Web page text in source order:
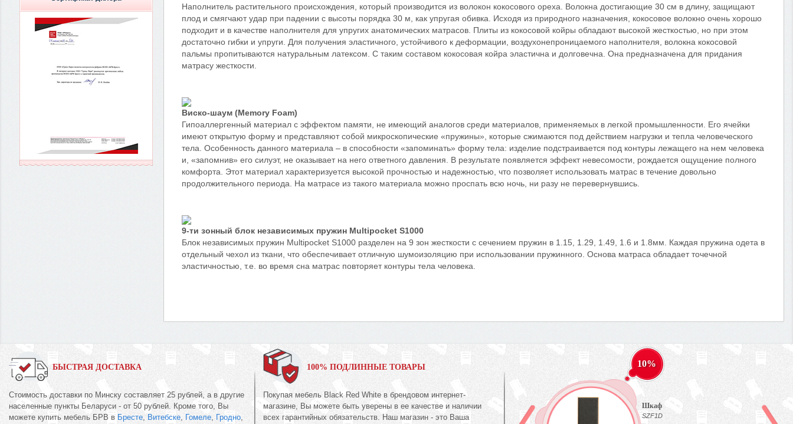
Наполнитель растительного происхождения, который производится из волокон кокосового ореха. Волокна достигающие 30 см в длину, защищают
плод и смягчают удар при падении с высоты порядка 30 м, как упругая обивка. Исходя из природного назначения, кокосовое волокно очень хорошо
подходит и в качестве наполнителя для упругих анатомических матрасов. Плиты из кокосовой койры обладают высокой жесткостью, но при этом
достаточно гибки и упруги. Для получения эластичного, устойчивого к деформации, воздухонепроницаемого наполнителя, волокна кокосовой
пальмы пропитываются натуральным латексом. С таким составом кокосовая койра эластична и долговечна. Она предназначена для придания
матрасу жесткости.
Виско-шаум (Memory Foam)
Гипоаллергенный материал с эффектом памяти, не имеющий аналогов среди материалов, применяемых в легкой промышленности. Его ячейки
имеют открытую форму и представляют собой микроскопические «пружины», которые сжимаются под действием нагрузки и тепла человеческого
тела. Особенность данного материала – в способности «запоминать» форму тела: изделие подстраивается под контуры лежащего на нем человека
и, «запомнив» его силуэт, не оказывает на него ответного давления. В результате появляется эффект невесомости, рождается ощущение полного
комфорта. Этот материал характеризуется высокой прочностью и надежностью, что позволяет использовать матрас в течение довольно
продолжительного периода. На матрасе из такого материала можно проспать всю ночь, ни разу не перевернувшись.
9-ти зонный блок независимых пружин Multipocket S1000
Блок независимых пружин Multipocket S1000 разделен на 9 зон жесткости с сечением пружин в 1.15, 1.29, 1.49, 1.6 и 1.8мм. Каждая пружина одета в
отдельный чехол из ткани, что обеспечивает отличную шумоизоляцию при использовании пружинного. Основа матраса обладает точечной
эластичностью, т.е. во время сна матрас повторяет контуры тела человека.
БЫСТРАЯ ДОСТАВКА
Стоимость доставки по Минску составляет 25 рублей, а в другие
населенные пункты Беларуси - от 50 рублей. Кроме того, Вы
можете купить мебель БРВ в Бресте, Витебске, Гомеле, Гродно,
100% ПОДЛИННЫЕ ТОВАРЫ
Покупая мебель Black Red White в брендовом интернет-
магазине, Вы можете быть уверены в ее качестве и наличии
всех гарантийных обязательств. Наш магазин - это Ваша
10%
Шкаф
SZF1D